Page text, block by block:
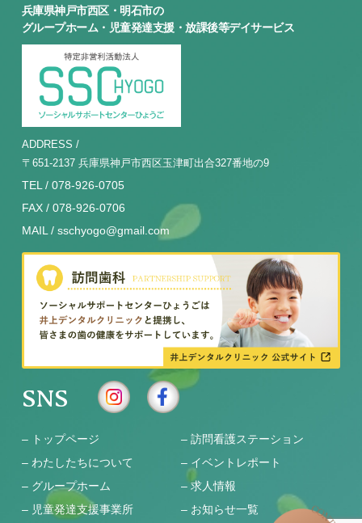
兵庫県神戸市西区・明石市の
グループホーム・児童発達支援・放課後等デイサービス
ADDRESS /
〒651-2137 兵庫県神戸市西区玉津町出合327番地の9
TEL / 078-926-0705
FAX / 078-926-0706
MAIL / sschyogo@gmail.com
SNS
– トップページ – 訪問看護ステーション
– わたしたちについて – イベントレポート
– グループホーム –求人情報
– 児童発達支援事業所 – お知らせ一覧